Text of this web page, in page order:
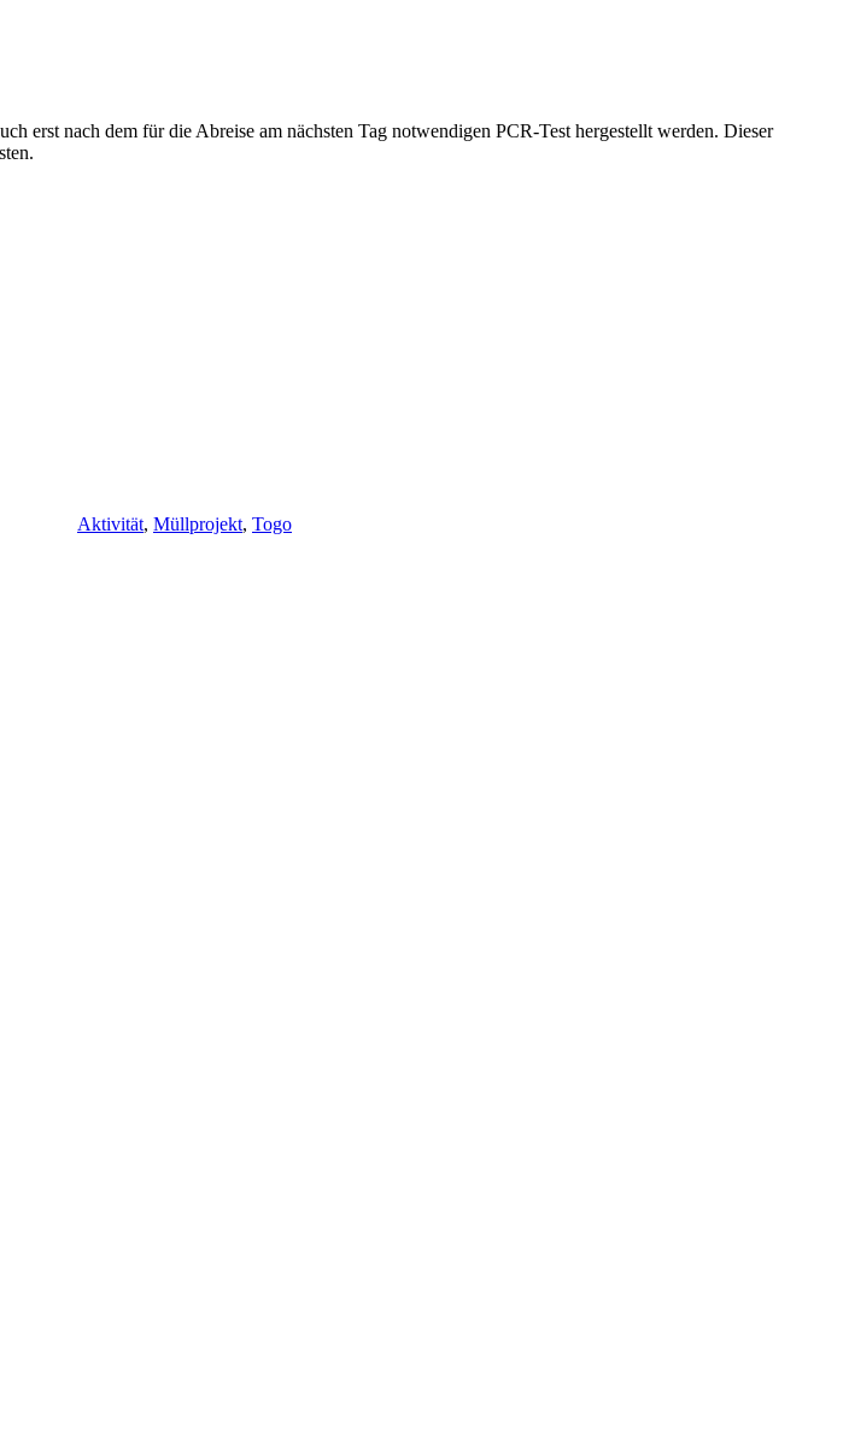
erst nach dem für die Abreise am nächsten Tag notwendigen PCR-Test hergestellt werden. Dieser
Aktivität, Müllprojekt, Togo